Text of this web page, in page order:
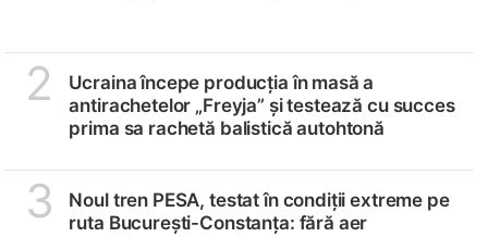
2
Ucraina începe producția în masă a
antirachetelor „Freyja” și testează cu succes
prima sa rachetă balistică autohtonă
3
Noul tren PESA, testat în condiții extreme pe
ruta București-Constanța: fără aer